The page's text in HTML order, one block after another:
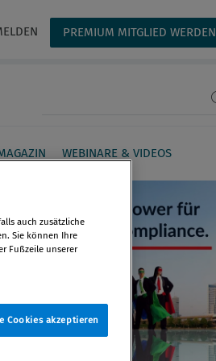
PREMIUM MITGLIED WERDEN
WEBINARE & VIDEOS
auch zusätzliche
Sie können Ihre
Fußzeile unserer
Cookies akzeptieren